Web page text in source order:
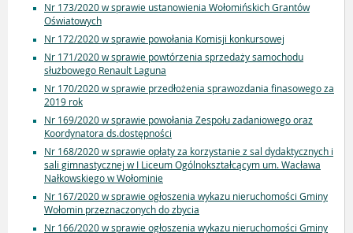
Nr 173/2020 w sprawie ustanowienia Wołomińskich Grantów
Oświatowych
Nr 172/2020 w sprawie powołania Komisji konkursowej
Nr 171/2020 w sprawie powtórzenia sprzedaży samochodu
służbowego Renault Laguna
Nr 170/2020 w sprawie przedłożenia sprawozdania finasowego za
2019 rok
Nr 169/2020 w sprawie powołania Zespołu zadaniowego oraz
Koordynatora ds.dostępności
Nr 168/2020 w sprawie opłaty za korzystanie z sal dydaktycznych i
sali gimnastycznej w I Liceum Ogólnokształcącym um. Wacława
Nałkowskiego w Wołominie
Nr 167/2020 w sprawie ogłoszenia wykazu nieruchomości Gminy
Wołomin przeznaczonych do zbycia
Nr 166/2020 w sprawie ogłoszenia wykazu nieruchomości Gminy